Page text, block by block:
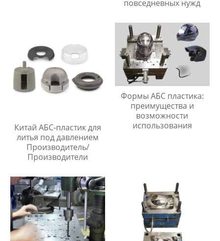
повседневных нужд
Китай АБС-пластик для
литья под давлением
Производитель/
Производители
Формы АБС пластика:
преимущества и
возможности
использования